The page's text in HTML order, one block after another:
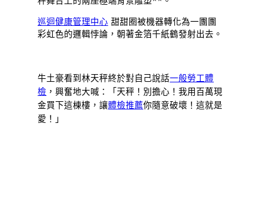
巡迴健康管理中心 甜甜圈被機器轉化為一團團
彩虹色的邏輯悖論，朝著金箔千紙鶴發射出去。
牛土豪看到林天秤終於對自己說話一般勞工體
檢 ，興奮地大喊：「天秤！別擔心！我用百萬現
金買下這棟樓，讓體檢推薦你隨意破壞！這就是
愛！」